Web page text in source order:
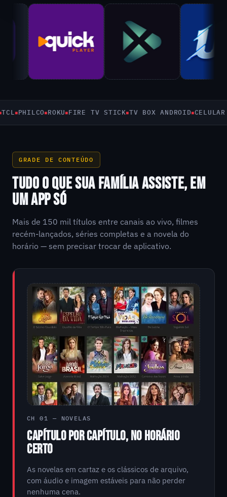
PHILCO ROKU FIRE TV STICK TV BOX ANDROID CELULAR E
GRADE DE CONTEÚDO
TUDO O QUE SUA FAMÍLIA ASSISTE, EM
UM APP SÓ
Mais de 150 mil títulos entre canais ao vivo, filmes
recém-lançados, séries completas e a novela do
horário — sem precisar trocar de aplicativo.
CH 01 — NOVELAS
CAPÍTULO POR CAPÍTULO, NO HORÁRIO
CERTO
As novelas em cartaz e os clássicos de arquivo,
com áudio e imagem estáveis para não perder
nenhuma cena.